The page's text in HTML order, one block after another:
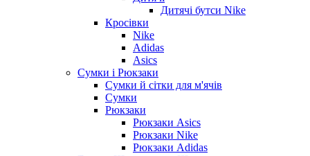
Дитячі бутси Nike
Кросівки
Nike
Adidas
Asics
Сумки і Рюкзаки
Сумки й сітки для м'ячів
Сумки
Рюкзаки
Рюкзаки Asics
Рюкзаки Nike
Рюкзаки Adidas